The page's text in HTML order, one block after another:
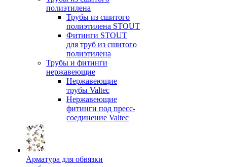
полиэтилена
Трубы из сшитого
полиэтилена STOUT
Фитинги STOUT
для труб из сшитого
полиэтилена
Трубы и фитинги
нержавеющие
Нержавеющие
трубы Valtec
Нержавеющие
фитинги под пресс-
соединение Valtec
Арматура для обвязки